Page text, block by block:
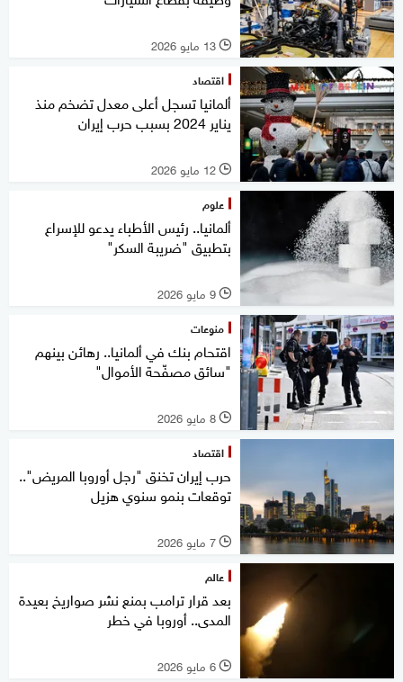
l 13 مايو 2026
اقتصاد
ألمانيا تسجل أعلى معدل تضخم منذ
يناير 2024 بسبب حرب إيران
l 12 مايو 2026
علوم
ألمانيا.. رئيس الأطباء يدعو للإسراع
بتطبيق "ضريبة السكر"
l 9 مايو 2026
منوعات
اقتحام بنك في ألمانيا.. رهائن بينهم
"سائق مصفّحة الأموال"
l 8 مايو 2026
اقتصاد
حرب إيران تخنق "رجل أوروبا المريض"..
توقعات بنمو سنوي هزيل
l 7 مايو 2026
عالم
بعد قرار ترامب بمنع نشر صواريخ بعيدة
المدى.. أوروبا في خطر
l 6 مايو 2026